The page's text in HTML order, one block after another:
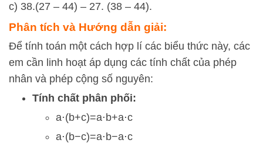
c) 38.(27 – 44) – 27. (38 – 44).
Phân tích và Hướng dẫn giải:
Để tính toán một cách hợp lí các biểu thức này, các
em cần linh hoạt áp dụng các tính chất của phép
nhân và phép cộng số nguyên:
Tính chất phân phối:
a⋅(b+c)=a⋅ b+a⋅c
a⋅(b−c)=a⋅ b−a⋅c